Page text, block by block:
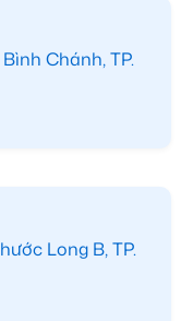
Chánh, TP.
Long B, TP.